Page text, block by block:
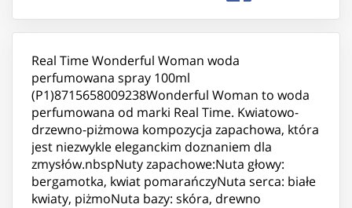
Real Time Wonderful Woman woda
perfumowana spray 100ml
(P1)8715658009238Wonderful Woman to woda
perfumowana od marki Real Time. Kwiatowo-
drzewno-piżmowa kompozycja zapachowa, która
jest niezwykle eleganckim doznaniem dla
zmysłów.nbspNuty zapachowe:Nuta głowy:
bergamotka, kwiat pomarańczyNuta serca: białe
kwiaty, piżmoNuta bazy: skóra, drewno